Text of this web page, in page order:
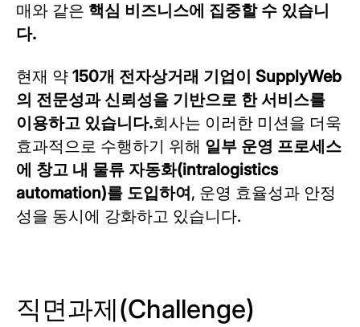
매와 같은 핵심 비즈니스에 집중할 수 있습니
다.
현재 약 150개 전자상거래 기업이 SupplyWeb
의 전문성과 신뢰성을 기반으로 한 서비스를
이용하고 있습니다.회사는 이러한 미션을 더욱
효과적으로 수행하기 위해 일부 운영 프로세스
에 창고 내 물류 자동화(intralogistics
automation)를 도입하여 , 운영 효율성과 안정
성을 동시에 강화하고 있습니다.
직면과제(Challenge)